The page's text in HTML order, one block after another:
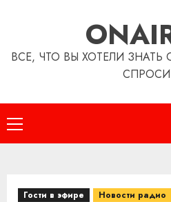
ВСЕ, ЧТО ВЫ ХОТЕЛИ
Основное
меню
Гости в эфире Новости радио